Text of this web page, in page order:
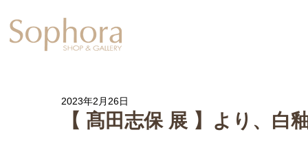
【 髙田志保 展 】より、白
2023年2月26日